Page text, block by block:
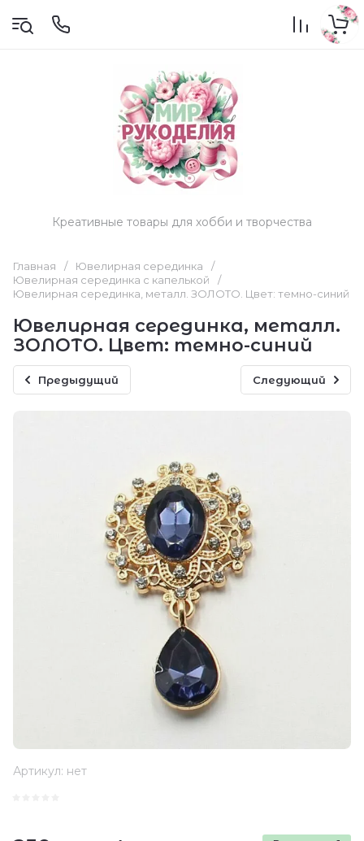
Креативные товары для хобби и творчества
Главная / Ювелирная серединка
/
Ювелирная серединка с капелькой
/
Ювелирная серединка, металл. ЗОЛОТО. Цвет: темно-синий
Ювелирная серединка, металл.
ЗОЛОТО. Цвет: темно-синий
Предыдущий Следующий
Артикул: нет